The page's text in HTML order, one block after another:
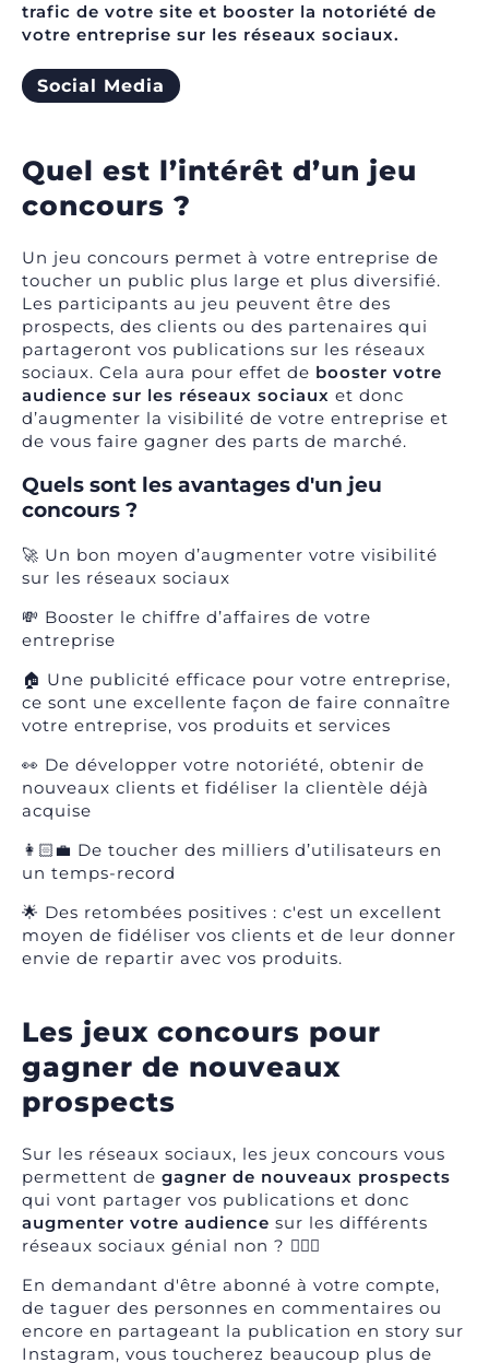
trafic de votre site et booster la notoriété de
votre entreprise sur les réseaux sociaux.
Social Media
Quel est l’intérêt d’un jeu
concours ?
Un jeu concours permet à votre entreprise de
toucher un public plus large et plus diversifié.
Les participants au jeu peuvent être des
prospects, des clients ou des partenaires qui
partageront vos publications sur les réseaux
sociaux. Cela aura pour effet de booster votre
audience sur les réseaux sociaux et donc
d’augmenter la visibilité de votre entreprise et
de vous faire gagner des parts de marché.
Quels sont les avantages d'un jeu
concours ?
🚀 Un bon moyen d’augmenter votre visibilité
sur les réseaux sociaux
💸 Booster le chiffre d’affaires de votre
entreprise
🏠 Une publicité efficace pour votre entreprise,
ce sont une excellente façon de faire connaître
votre entreprise, vos produits et services
👀 De développer votre notoriété, obtenir de
nouveaux clients et fidéliser la clientèle déjà
acquise
👩🏻‍💼 De toucher des milliers d’utilisateurs en
un temps-record
🌟 Des retombées positives : c'est un excellent
moyen de fidéliser vos clients et de leur donner
envie de repartir avec vos produits.
Les jeux concours pour
gagner de nouveaux
prospects
Sur les réseaux sociaux, les jeux concours vous
permettent de gagner de nouveaux prospects
qui vont partager vos publications et donc
augmenter votre audience sur les différents
réseaux sociaux génial non ? 🙋🏼‍♀️
En demandant d'être abonné à votre compte,
de taguer des personnes en commentaires ou
encore en partageant la publication en story sur
Instagram, vous toucherez beaucoup plus de